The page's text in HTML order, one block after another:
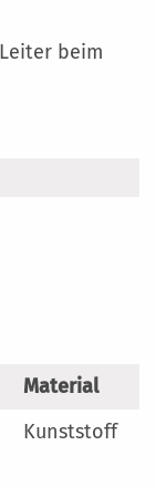
beim
Material
Kunststoff